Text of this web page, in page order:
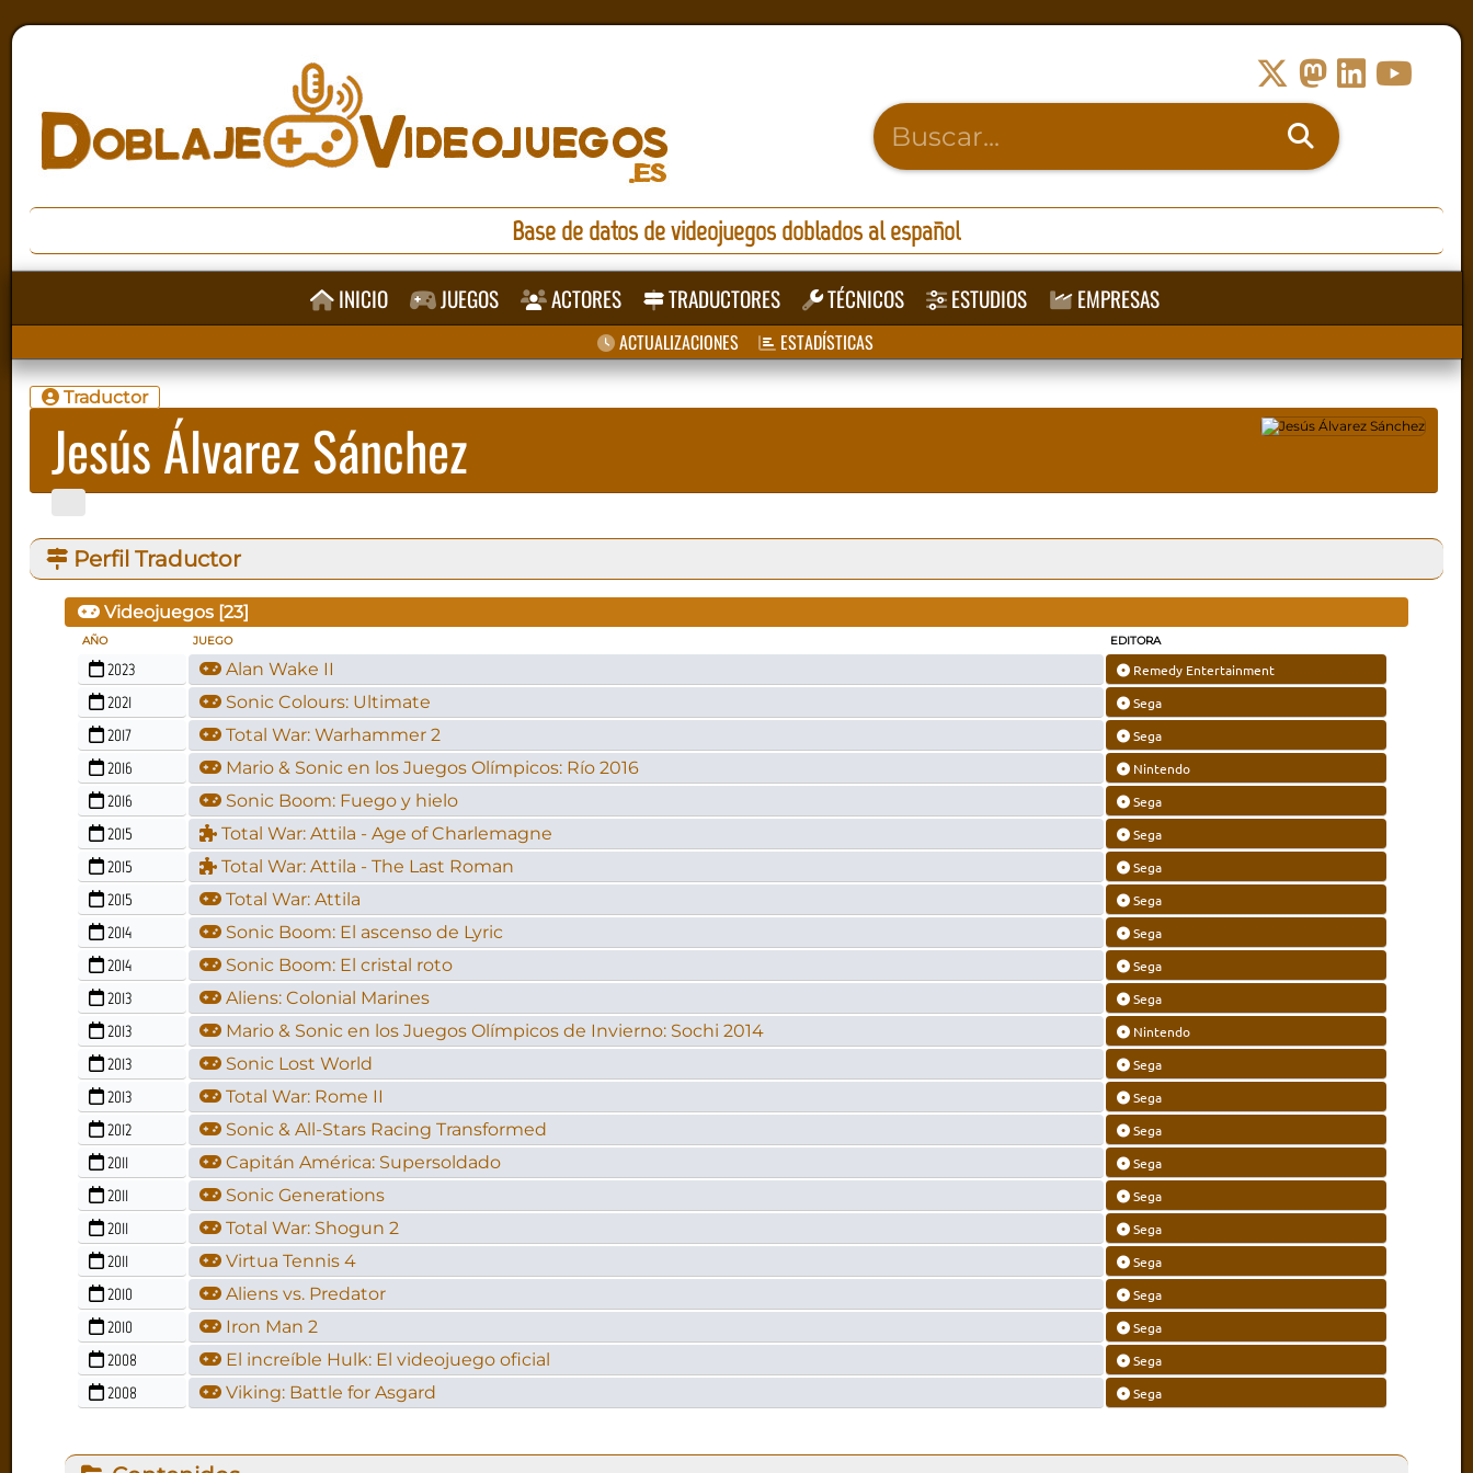
Base de datos de videojuegos doblados al español
INICIO JUEGOS ACTORES TRADUCTORES TÉCNICOS ESTUDIOS EMPRESAS
ACTUALIZACIONES ESTADÍSTICAS
Traductor
Jesús Álvarez Sánchez
Perfil Traductor
Videojuegos [23]
AÑO JUEGO EDITORA
2023 Alan Wake II Remedy Entertainment
2021 Sonic Colours: Ultimate Sega
2017 Total War: Warhammer 2 Sega
2016 Mario & Sonic en los Juegos Olímpicos: Río 2016 Nintendo
2016 Sonic Boom: Fuego y hielo Sega
2015 Total War: Attila - Age of Charlemagne Sega
2015 Total War: Attila - The Last Roman Sega
2015 Total War: Attila Sega
2014 Sonic Boom: El ascenso de Lyric Sega
2014 Sonic Boom: El cristal roto Sega
2013 Aliens: Colonial Marines Sega
2013 Mario & Sonic en los Juegos Olímpicos de Invierno: Sochi 2014 Nintendo
2013 Sonic Lost World Sega
2013 Total War: Rome II Sega
2012 Sonic & All-Stars Racing Transformed Sega
2011 Capitán América: Supersoldado Sega
2011 Sonic Generations Sega
2011 Total War: Shogun 2 Sega
2011 Virtua Tennis 4 Sega
2010 Aliens vs. Predator Sega
2010 Iron Man 2 Sega
2008 El increíble Hulk: El videojuego oficial Sega
2008 Viking: Battle for Asgard Sega